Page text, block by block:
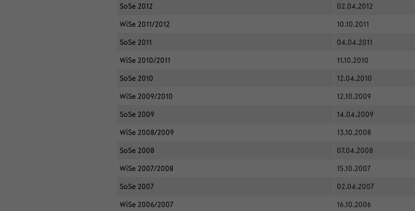
SoSe 2012
02.04.2012
WiSe 2011/2012
10.10.2011
SoSe 2011
04.04.2011
WiSe 2010/2011
11.10.2010
SoSe 2010
12.04.2010
WiSe 2009/2010
12.10.2009
SoSe 2009
14.04.2009
WiSe 2008/2009
13.10.2008
SoSe 2008
07.04.2008
WiSe 2007/2008
15.10.2007
SoSe 2007
02.04.2007
WiSe 2006/2007
16.10.2006